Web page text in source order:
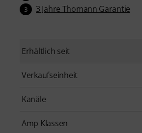
3 3 Jahre Thomann Garantie
Erhältlich seit
Verkaufseinheit
Kanäle
Amp Klassen